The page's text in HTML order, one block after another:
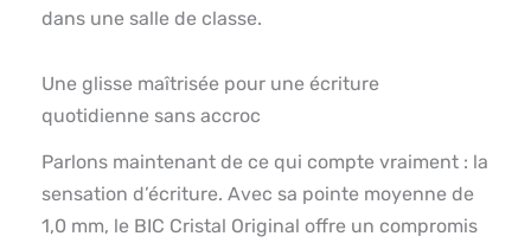
dans une salle de classe.
Une glisse maîtrisée pour une écriture
quotidienne sans accroc
Parlons maintenant de ce qui compte vraiment : la
sensation d’écriture. Avec sa pointe moyenne de
1,0 mm, le BIC Cristal Original offre un compromis